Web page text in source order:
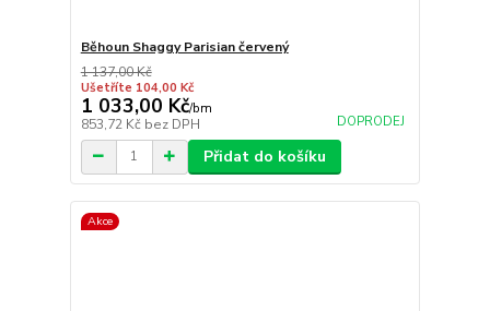
Běhoun Shaggy Parisian červený
1 137,00 Kč
Ušetříte 104,00 Kč
1 033,00 Kč/bm
853,72 Kč bez DPH DOPRODEJ
Přidat do košíku
Akce